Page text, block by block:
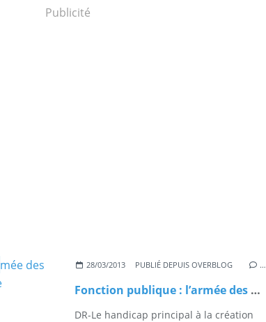
Publicité
28/03/2013 PUBLIÉ DEPUIS OVERBLOG …
Fonction publique : l’armée des précaires sort de l’ombre
DR-Le handicap principal à la création